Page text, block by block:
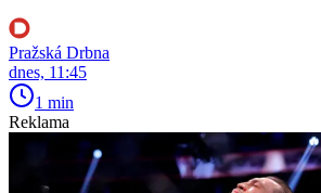
Pražská Drbna
dnes, 11:45
1 min
Reklama